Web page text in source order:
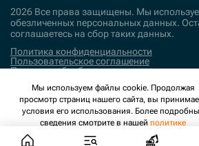
2026 Все права защищены. Мы
обезличенных персональных данных.
соглашаетесь на сбор таких данных.
Политика конфиденциальности
Пользовательское соглашение
Политика обработки персональных
Поддержка и развитие
Мы используем файлы cookie. Продолжая
просмотр страниц нашего сайта, вы
условия его использования. Более
сведения смотрите в нашей политике
конфиденциальности.